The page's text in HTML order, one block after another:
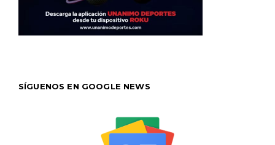
SÍGUENOS EN GOOGLE NEWS